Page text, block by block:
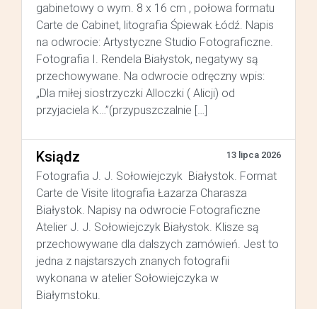
gabinetowy o wym. 8 x 16 cm , połowa formatu
Carte de Cabinet, litografia Śpiewak Łódź. Napis
na odwrocie: Artystyczne Studio Fotograficzne.
Fotografia I. Rendela Białystok, negatywy są
przechowywane. Na odwrocie odręczny wpis:
„Dla miłej siostrzyczki Alloczki ( Alicji) od
przyjaciela K…”(przypuszczalnie […]
Ksiądz 13 lipca 2026
Fotografia J. J. Sołowiejczyk Białystok. Format
Carte de Visite litografia Łazarza Charasza
Białystok. Napisy na odwrocie Fotograficzne
Atelier J. J. Sołowiejczyk Białystok. Klisze są
przechowywane dla dalszych zamówień. Jest to
jedna z najstarszych znanych fotografii
wykonana w atelier Sołowiejczyka w
Białymstoku.